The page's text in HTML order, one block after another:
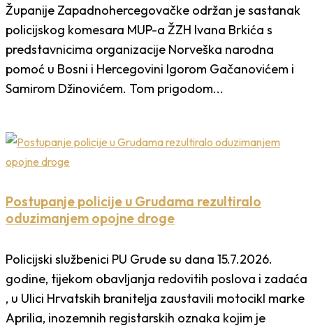
Županije Zapadnohercegovačke održan je sastanak
policijskog komesara MUP-a ŽZH Ivana Brkića s
predstavnicima organizacije Norveška narodna
pomoć u Bosni i Hercegovini Igorom Gačanovićem i
Samirom Džinovićem. Tom prigodom...
Postupanje policije u Grudama rezultiralo
oduzimanjem opojne droge
Policijski službenici PU Grude su dana 15.7.2026.
godine, tijekom obavljanja redovitih poslova i zadaća
, u Ulici Hrvatskih branitelja zaustavili motocikl marke
Aprilia, inozemnih registarskih oznaka kojim je